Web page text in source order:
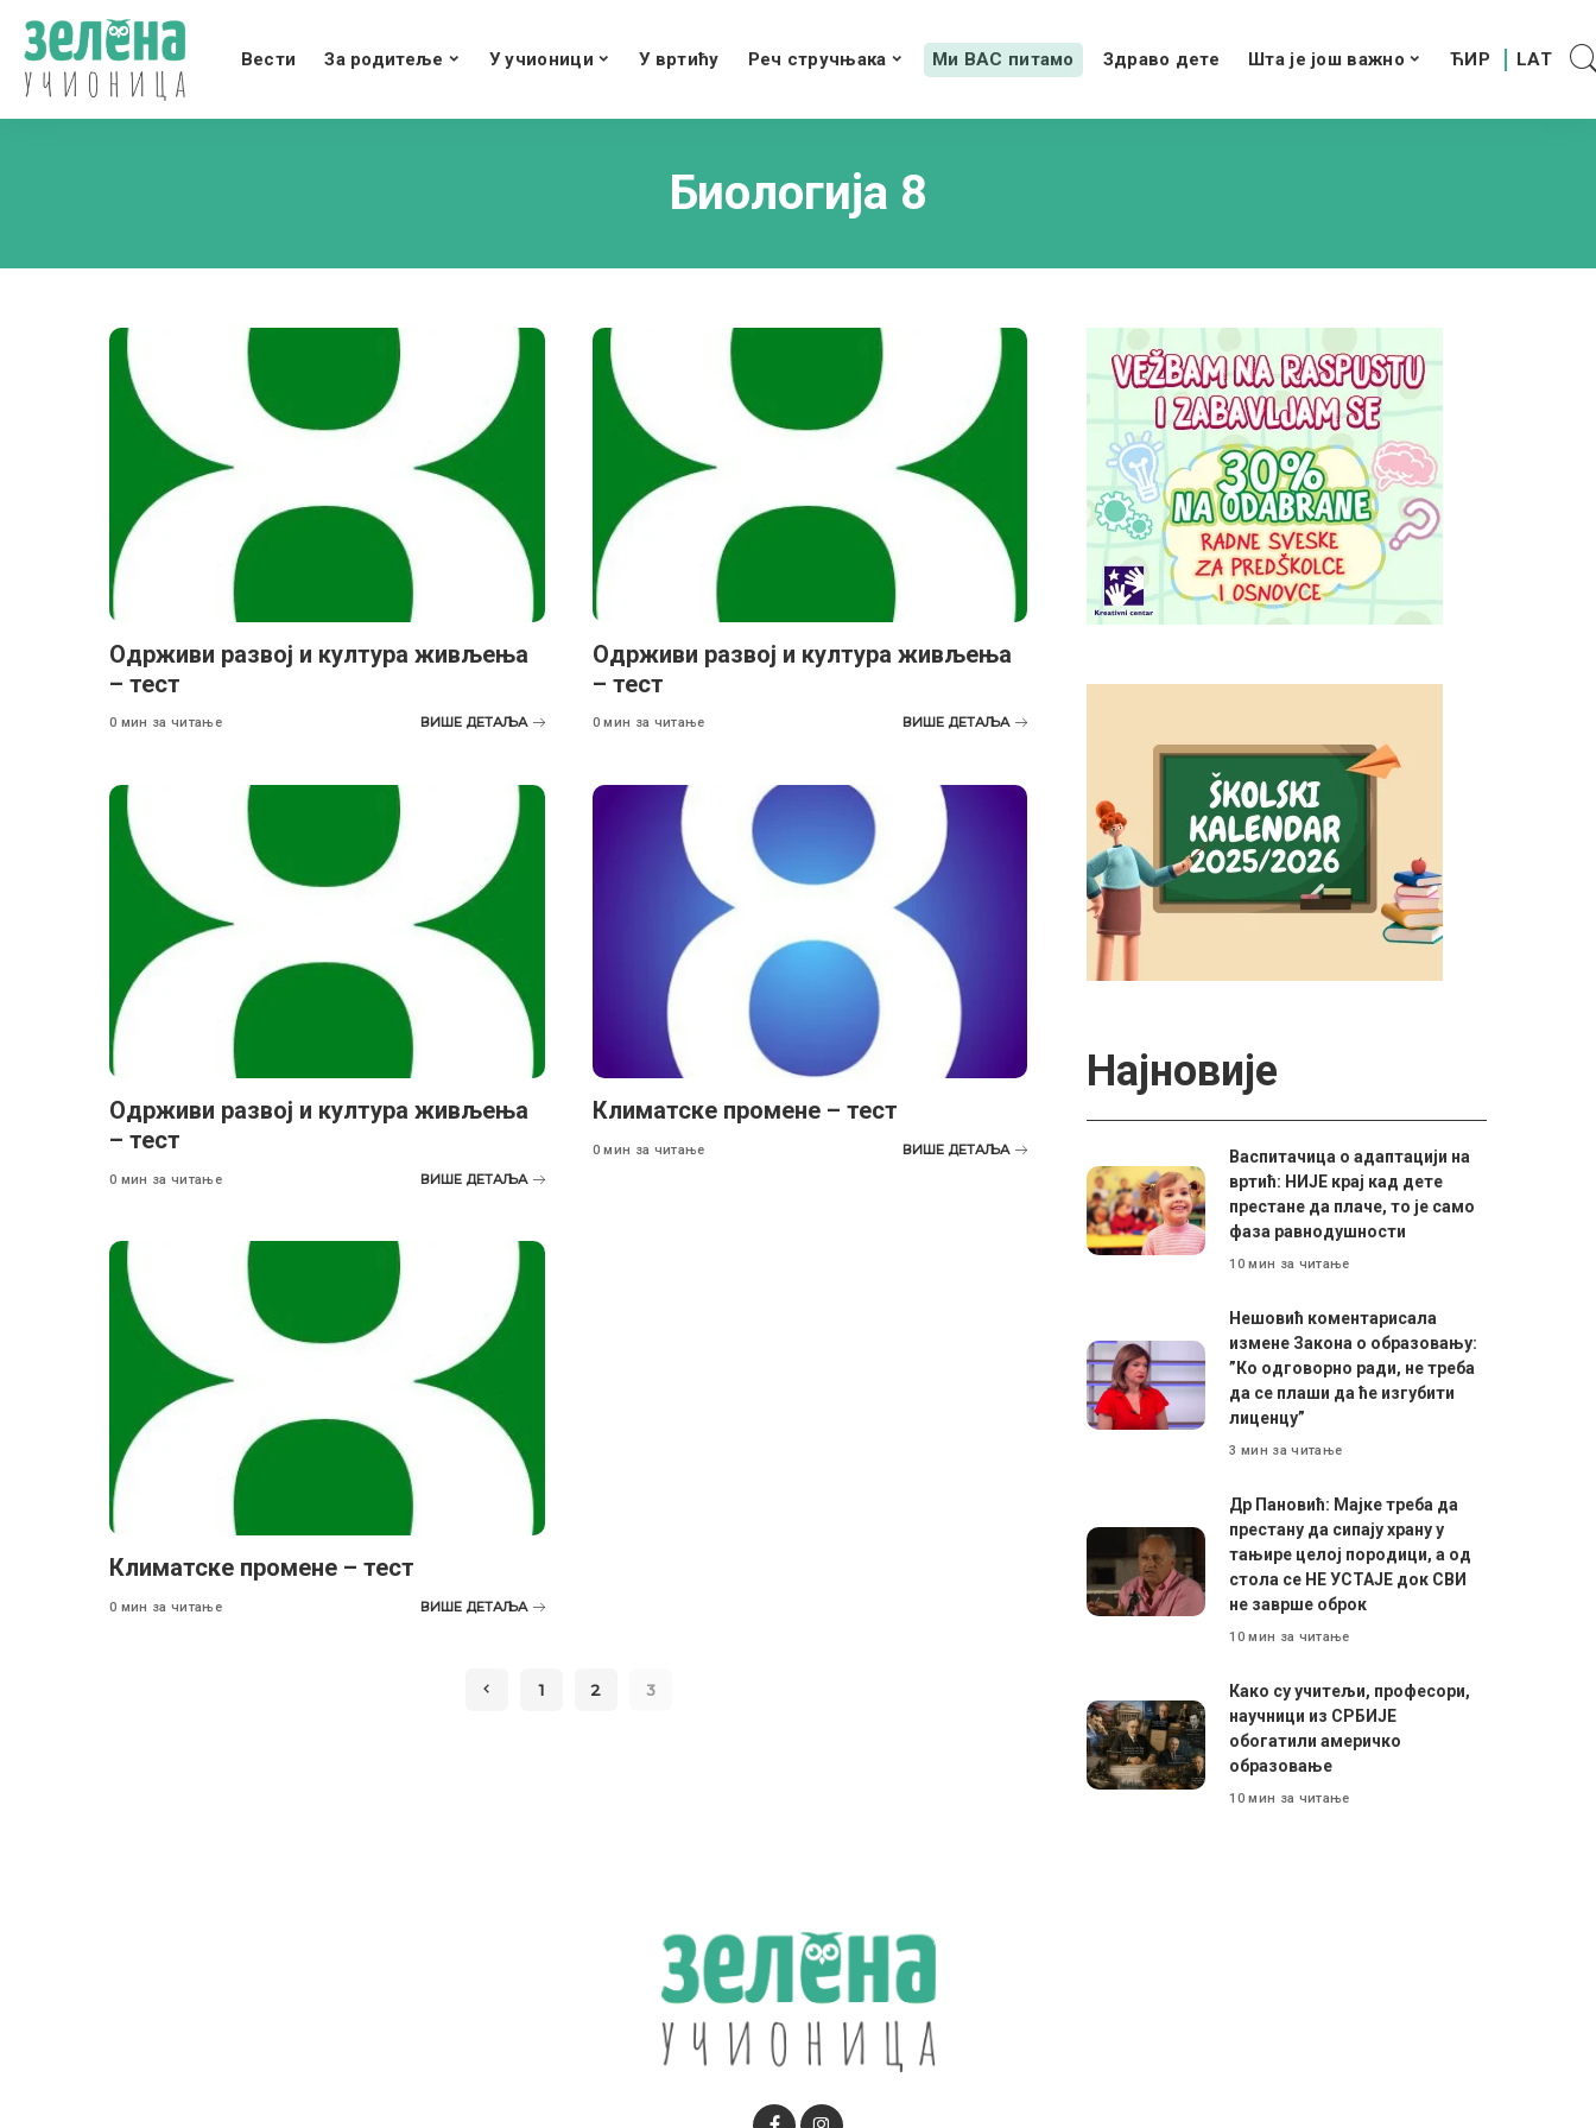
Вести За родитеље У учионици У вртићу Реч стручњака Ми ВАС питамо Здраво дете Шта је још важно
Биологија 8
Одрживи развој и култура живљења
– тест
0 мин за читање ВИШЕ ДЕТАЉА
Одрживи развој и култура живљења
– тест
0 мин за читање ВИШЕ ДЕТАЉА
Одрживи развој и култура живљења
– тест
0 мин за читање ВИШЕ ДЕТАЉА
Климатске промене – тест
0 мин за читање ВИШЕ ДЕТАЉА
Климатске промене – тест
0 мин за читање ВИШЕ ДЕТАЉА
1 2 3
Најновије
Васпитачица о адаптацији на
вртић: НИЈЕ крај кад дете
престане да плаче, то је само
фаза равнодушности
10 мин за читање
Нешовић коментарисала
измене Закона о образовању:
”Ко одговорно ради, не треба
да се плаши да ће изгубити
лиценцу”
3 мин за читање
Др Пановић: Мајке треба да
престану да сипају храну у
тањире целој породици, а од
стола се НЕ УСТАЈЕ док СВИ
не заврше оброк
10 мин за читање
Како су учитељи, професори,
научници из СРБИЈЕ
обогатили америчко
образовање
10 мин за читање